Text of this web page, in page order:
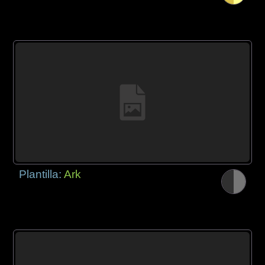
Plantilla:Ark